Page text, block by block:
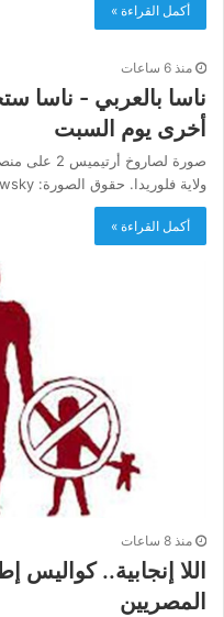
أكمل القراءة »
منذ 6 ساعات
أخرى يوم السبت
صورة
ولاية فلوريدا. حقوق الصورة: NASA/Joel Kowsky تخطط…
أكمل القراءة »
منذ 8 ساعات
اللا إنجابية..
المصريين